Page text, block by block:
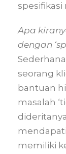
spesifikasi
Apa
dengan
seorang
bantuan
masalah
memiliki